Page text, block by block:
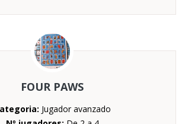
FOUR PAWS
Jugador avanzado